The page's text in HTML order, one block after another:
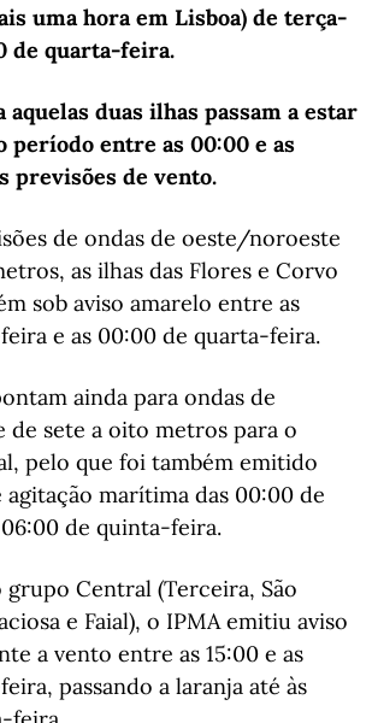
uma hora em Lisboa) de terça-
de quarta-feira.
duas ilhas passam a estar
período entre as 00:00 e as
previsões de vento.
de ondas de oeste/noroeste
as ilhas das Flores e Corvo
sob aviso amarelo entre as
e as 00:00 de quarta-feira.
ainda para ondas de
sete a oito metros para o
pelo que foi também emitido
agitação marítima das 00:00 de
de quinta-feira.
grupo Central (Terceira, São
e Faial), o IPMA emitiu aviso
a vento entre as 15:00 e as
passando a laranja até às